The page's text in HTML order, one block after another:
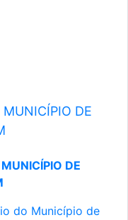
DE
DE
do Município de